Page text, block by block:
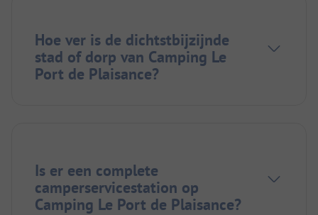
Hoe ver is de dichtstbijzijnde
stad of dorp van Camping Le
Port de Plaisance?
Is er een complete
camperservicestation op
Camping Le Port de Plaisance?